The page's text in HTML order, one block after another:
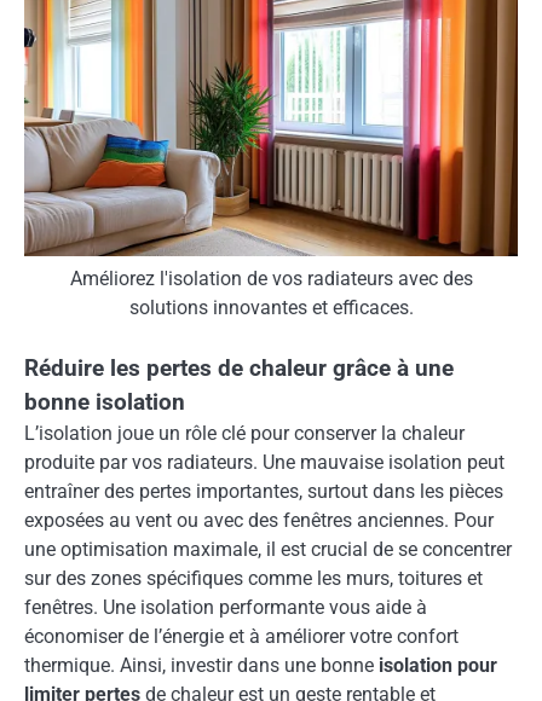
Améliorez l'isolation de vos radiateurs avec des
solutions innovantes et efficaces.
Réduire les pertes de chaleur grâce à une
bonne isolation
L’isolation joue un rôle clé pour conserver la chaleur
produite par vos radiateurs. Une mauvaise isolation peut
entraîner des pertes importantes, surtout dans les pièces
exposées au vent ou avec des fenêtres anciennes. Pour
une optimisation maximale, il est crucial de se concentrer
sur des zones spécifiques comme les murs, toitures et
fenêtres. Une isolation performante vous aide à
économiser de l’énergie et à améliorer votre confort
thermique. Ainsi, investir dans une bonne isolation pour
limiter pertes de chaleur est un geste rentable et